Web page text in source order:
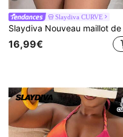
Slaydiva CURVE
16,99€